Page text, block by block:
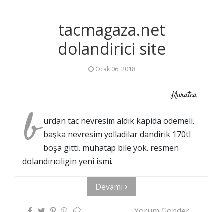
tacmagaza.net
dolandirici site
Ocak 06, 2018
Muratca
b urdan tac nevresim aldık kapida odemeli.
başka nevresim yolladilar dandirik 170tl
boşa gitti. muhatap bile yok. resmen
dolandırıcıligin yeni ismi.
Devamı